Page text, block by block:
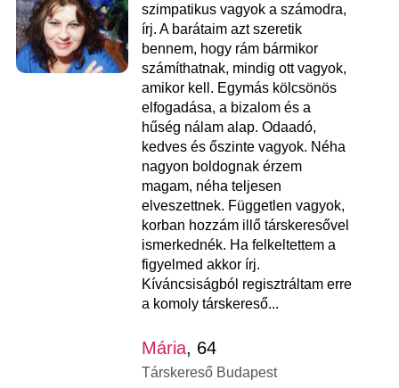
szimpatikus vagyok a számodra,
írj. A barátaim azt szeretik
bennem, hogy rám bármikor
számíthatnak, mindig ott vagyok,
amikor kell. Egymás kölcsönös
elfogadása, a bizalom és a
hűség nálam alap. Odaadó,
kedves és őszinte vagyok. Néha
nagyon boldognak érzem
magam, néha teljesen
elveszettnek. Független vagyok,
korban hozzám illő társkeresővel
ismerkednék. Ha felkeltettem a
figyelmed akkor írj.
Kíváncsiságból regisztráltam erre
a komoly társkereső...
Mária, 64
Társkereső Budapest